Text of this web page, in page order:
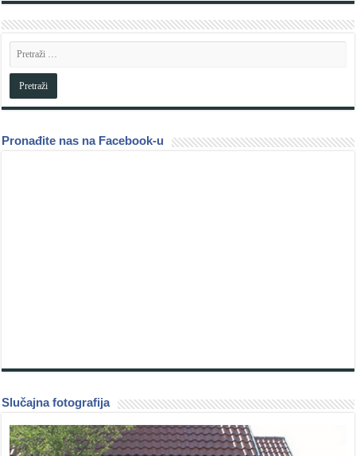
Pronađite nas na Facebook-u
Slučajna fotografija